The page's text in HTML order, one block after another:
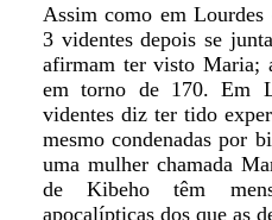
Assim como em Lourdes
3 videntes depois se
afirmam ter visto Maria;
em torno de 170. Em
videntes diz ter tido
mesmo condenadas por
uma mulher chamada
de Kibeho têm
apocalípticas dos que as